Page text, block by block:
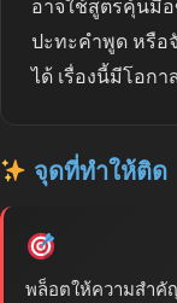
อาจใช้สูตรคุ้นมื
ปะทะคำพูด หรือ
ได้ เรื่องนี้มีโอกา
จุดที่ทำให้ติด
พล็อตให้ความสำคั